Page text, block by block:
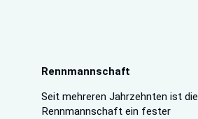
Rennmannschaft
Seit mehreren Jahrzehnten ist die
Rennmannschaft ein fester